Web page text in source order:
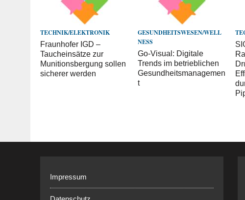
TECHNIK/ELEKTRONIK
Fraunhofer IGD –
Taucheinsätze zur
Munitionsbergung sollen
sicherer werden
GESUNDHEITSWESEN/WELL
NESS
Go-Visual: Digitale
Trends im betrieblichen
Gesundheitsmanagemen
t
Impressum